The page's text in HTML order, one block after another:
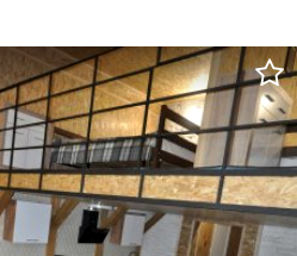
метри вже сплачено)
до ремонту під ваш смак Газовий
опалення та економія
та гарний вигляд Переуступка
для покупця! Сучасне
якісне будівництво чудовий
і для інвестиції. Телефонуйте
встигніть придбати
вигідною ціною!